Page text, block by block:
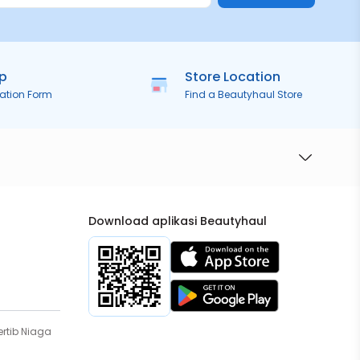
Form
Store Location
Find a Beautyhaul Store
Niaga
Download aplikasi Beautyhaul